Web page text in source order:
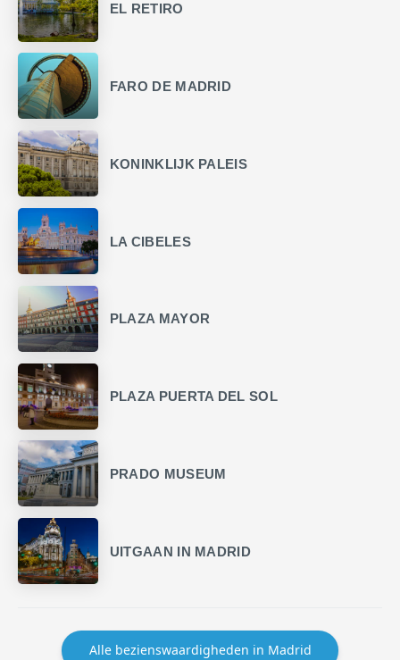
EL RETIRO
FARO DE MADRID
KONINKLIJK PALEIS
LA CIBELES
PLAZA MAYOR
PLAZA PUERTA DEL SOL
PRADO MUSEUM
UITGAAN IN MADRID
Alle bezienswaardigheden in Madrid